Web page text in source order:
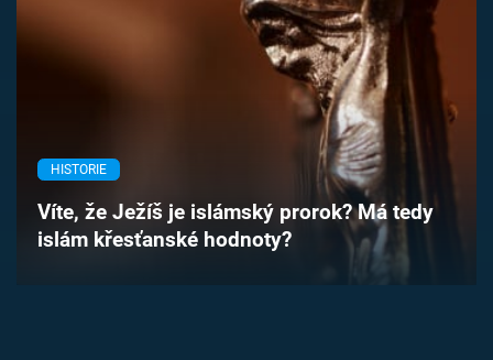
Pořady
Časopis
Sledujte prima+
HISTORIE
Víte, že Ježíš je islámský prorok? Má tedy
islám křesťanské hodnoty?